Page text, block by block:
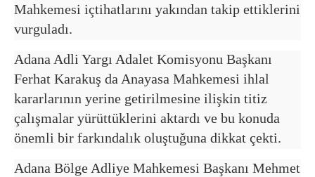
Mahkemesi içtihatlarını yakından takip ettiklerini
vurguladı.
Adana Adli Yargı Adalet Komisyonu Başkanı
Ferhat Karakuş da Anayasa Mahkemesi ihlal
kararlarının yerine getirilmesine ilişkin titiz
çalışmalar yürüttüklerini aktardı ve bu konuda
önemli bir farkındalık oluştuğuna dikkat çekti.
Adana Bölge Adliye Mahkemesi Başkanı Mehmet